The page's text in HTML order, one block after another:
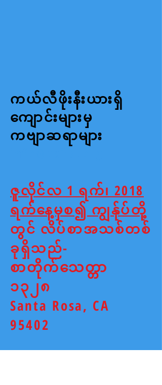
ကယ်လီဖိုးနီးယားရှိ
ကျောင်းများမှ
ကဗျာဆရာများ
ဇူလိုင်လ 1 ရက်၊ 2018
ရက်နေ့မှစ၍ ကျွန်ုပ်တို့
တွင် လိပ်စာအသစ်တစ်
ခုရှိသည်-
စာတိုက်သေတ္တာ
၁၃၂၈
Santa Rosa, CA
95402